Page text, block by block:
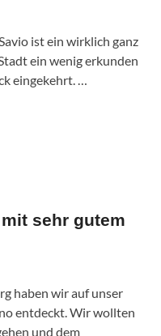
ist ein wirklich ganz
ein wenig erkunden
eingekehrt. …
sehr gutem
haben wir auf unser
entdeckt. Wir wollten
und dem